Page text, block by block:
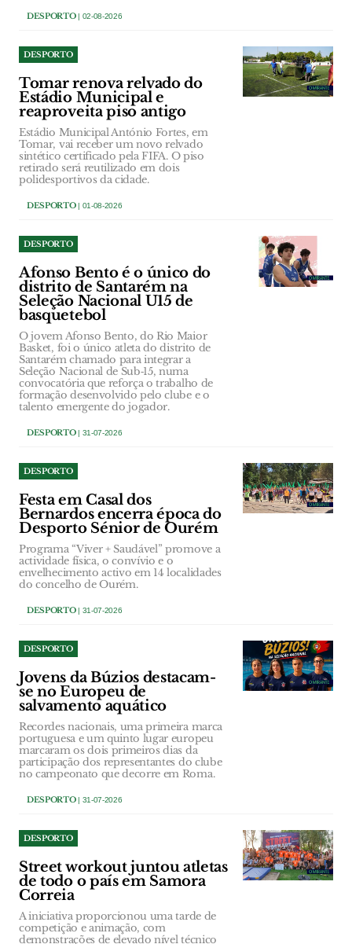
DESPORTO| 02-08-2026
DESPORTO
Tomar renova relvado do
Estádio Municipal e
reaproveita piso antigo
Estádio Municipal António Fortes, em
Tomar, vai receber um novo relvado
sintético certificado pela FIFA. O piso
retirado será reutilizado em dois
polidesportivos da cidade.
DESPORTO| 01-08-2026
DESPORTO
Afonso Bento é o único do
distrito de Santarém na
Seleção Nacional U15 de
basquetebol
O jovem Afonso Bento, do Rio Maior
Basket, foi o único atleta do distrito de
Santarém chamado para integrar a
Seleção Nacional de Sub‑15, numa
convocatória que reforça o trabalho de
formação desenvolvido pelo clube e o
talento emergente do jogador.
DESPORTO| 31-07-2026
DESPORTO
Festa em Casal dos
Bernardos encerra época do
Desporto Sénior de Ourém
Programa “Viver + Saudável” promove a
actividade física, o convívio e o
envelhecimento activo em 14 localidades
do concelho de Ourém.
DESPORTO| 31-07-2026
DESPORTO
Jovens da Búzios destacam-
se no Europeu de
salvamento aquático
Recordes nacionais, uma primeira marca
portuguesa e um quinto lugar europeu
marcaram os dois primeiros dias da
participação dos representantes do clube
no campeonato que decorre em Roma.
DESPORTO| 31-07-2026
DESPORTO
Street workout juntou atletas
de todo o país em Samora
Correia
A iniciativa proporcionou uma tarde de
competição e animação, com
demonstrações de elevado nível técnico